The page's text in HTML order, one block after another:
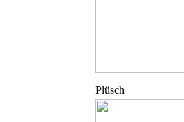
Plüsch